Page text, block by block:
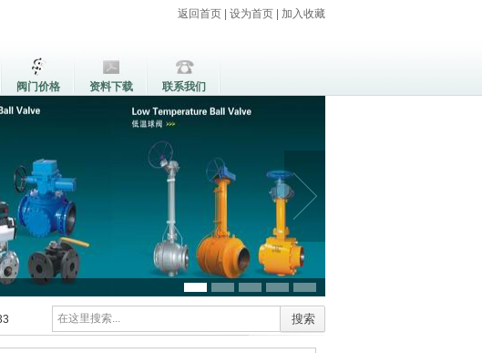
返回首页 设为首页 加入收藏
阀门价格 资料下载 联系我们